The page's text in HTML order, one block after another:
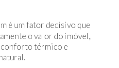
é um fator decisivo que
o valor do imóvel,
térmico e